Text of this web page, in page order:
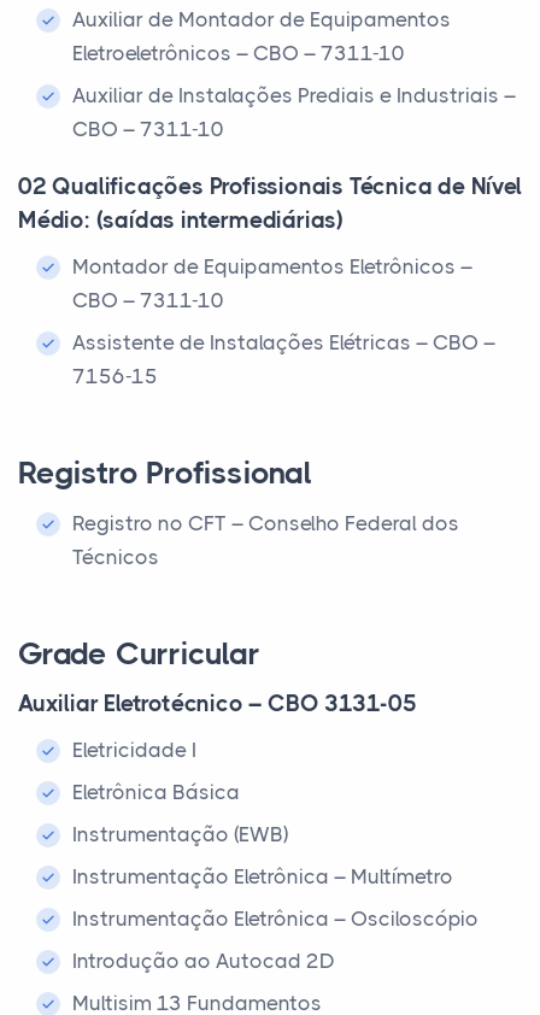
Auxiliar de Montador de Equipamentos
Eletroeletrônicos – CBO – 7311-10
Auxiliar de Instalações Prediais e Industriais –
CBO – 7311-10
02 Qualificações Profissionais Técnica de Nível
Médio: (saídas intermediárias)
Montador de Equipamentos Eletrônicos –
CBO – 7311-10
Assistente de Instalações Elétricas – CBO –
7156-15
Registro Profissional
Registro no CFT – Conselho Federal dos
Técnicos
Grade Curricular
Auxiliar Eletrotécnico – CBO 3131-05
Eletricidade I
Eletrônica Básica
Instrumentação (EWB)
Instrumentação Eletrônica – Multímetro
Instrumentação Eletrônica – Osciloscópio
Introdução ao Autocad 2D
Multisim 13 Fundamentos